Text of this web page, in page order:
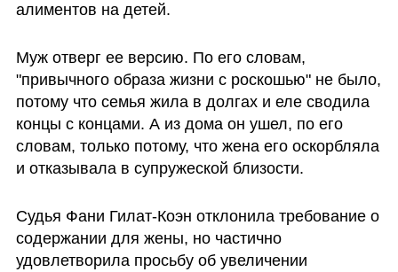
алиментов на детей.
Муж отверг ее версию. По его словам,
"привычного образа жизни с роскошью" не было,
потому что семья жила в долгах и еле сводила
концы с концами. А из дома он ушел, по его
словам, только потому, что жена его оскорбляла
и отказывала в супружеской близости.
Судья Фани Гилат-Коэн отклонила требование о
содержании для жены, но частично
удовлетворила просьбу об увеличении